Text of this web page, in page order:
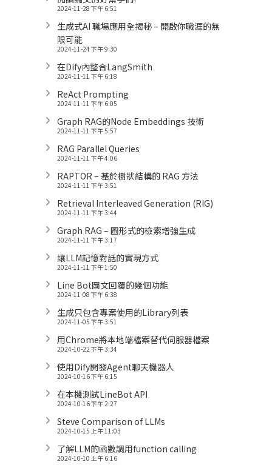
2024-11-28 下午 6:51
生成式AI 職場應用全揭秘 – 開啟你職涯的無
限可能
2024-11-24 下午 9:30
在Dify內整合LangSmith
2024-11-11 下午 6:18
ReAct Prompting
2024-11-11 下午 6:05
Graph RAG的Node Embeddings 技術
2024-11-11 下午 5:57
RAG Parallel Queries
2024-11-11 下午 4:06
RAPTOR – 基於樹狀結構的 RAG 方法
2024-11-11 下午 3:51
Retrieval Interleaved Generation (RIG)
2024-11-11 下午 3:44
Graph RAG – 圖形式的檢索增強生成
2024-11-11 下午 3:17
讓LLM記憶對話的實現方式
2024-11-11 下午 1:50
Line Bot圖文回覆的幾個功能
2024-11-08 下午 6:38
生成只包含專案使用的Library列表
2024-11-05 下午 3:51
用Chrome將本地端檔案替代伺服器檔案
2024-10-22 下午 3:34
使用Dify開發Agent聊天機器人
2024-10-16 下午 6:15
在本機測試LineBot API
2024-10-16 下午 2:27
Steve Comparison of LLMs
2024-10-15 上午 11:03
了解LLM的函數調用function calling
2024-10-10 上午 6:16